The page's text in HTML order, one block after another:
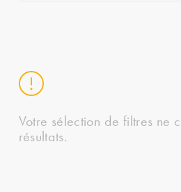
Votre sélection de filtres ne
résultats.